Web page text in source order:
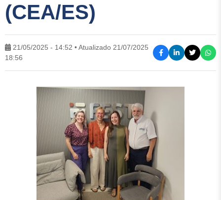
(CEA/ES)
21/05/2025 - 14:52 • Atualizado 21/07/2025
18:56